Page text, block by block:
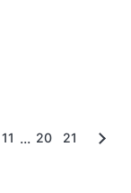
11 ... 20 21